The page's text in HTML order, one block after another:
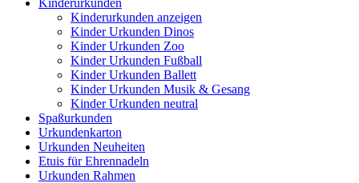
Kinderurkunden anzeigen
Kinder Urkunden Dinos
Kinder Urkunden Zoo
Kinder Urkunden Fußball
Kinder Urkunden Ballett
Kinder Urkunden Musik & Gesang
Kinder Urkunden neutral
Spaßurkunden
Urkundenkarton
Urkunden Neuheiten
Etuis für Ehrennadeln
Urkunden Rahmen